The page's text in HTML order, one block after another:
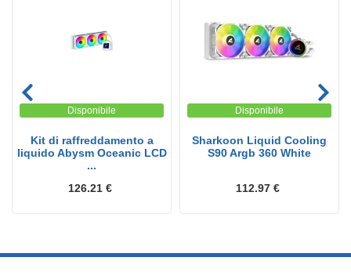
Disponibile
Kit di raffreddamento a
liquido Abysm Oceanic LCD
...
126.21 €
Disponibile
Sharkoon Liquid Cooling
S90 Argb 360 White
112.97 €